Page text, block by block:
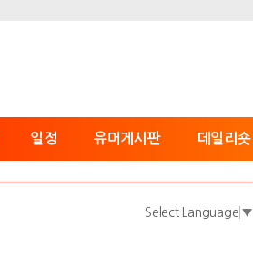
일정 유머게시판 데일리숏
Select Language ▼